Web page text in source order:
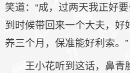
笑道：“成，过两天我正好
到时候带回来一个大夫，好
养三个月，保准能好利索。”
王小花听到这话，鼻青